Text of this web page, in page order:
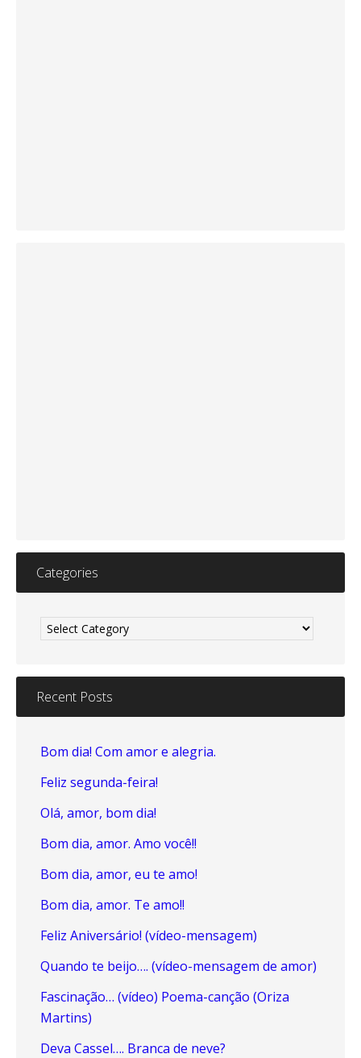
Categories
Recent Posts
Bom dia! Com amor e alegria.
Feliz segunda-feira!
Olá, amor, bom dia!
Bom dia, amor. Amo você!!
Bom dia, amor, eu te amo!
Bom dia, amor. Te amo!!
Feliz Aniversário! (vídeo-mensagem)
Quando te beijo…. (vídeo-mensagem de amor)
Fascinação… (vídeo) Poema-canção (Oriza
Martins)
Deva Cassel…. Branca de neve?